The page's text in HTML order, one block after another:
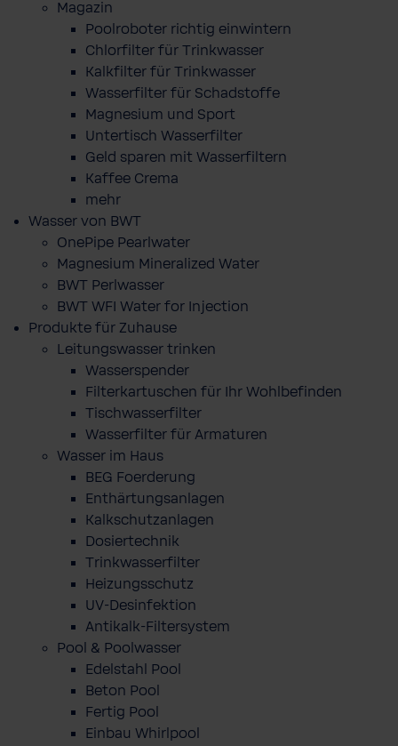
Magazin
Poolroboter richtig einwintern
Chlorfilter für Trinkwasser
Kalkfilter für Trinkwasser
Wasserfilter für Schadstoffe
Magnesium und Sport
Untertisch Wasserfilter
Geld sparen mit Wasserfiltern
Kaffee Crema
mehr
Wasser von BWT
OnePipe Pearlwater
Magnesium Mineralized Water
BWT Perlwasser
BWT WFI Water for Injection
Produkte für Zuhause
Leitungswasser trinken
Wasserspender
Filterkartuschen für Ihr Wohlbefinden
Tischwasserfilter
Wasserfilter für Armaturen
Wasser im Haus
BEG Foerderung
Enthärtungsanlagen
Kalkschutzanlagen
Dosiertechnik
Trinkwasserfilter
Heizungsschutz
UV-Desinfektion
Antikalk-Filtersystem
Pool & Poolwasser
Edelstahl Pool
Beton Pool
Fertig Pool
Einbau Whirlpool